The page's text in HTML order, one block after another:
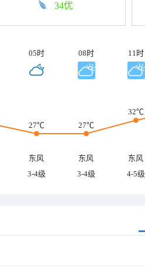
34优
05时 08时 11时
27℃
27℃
32℃
东风 东风
东风
3-4级 3-4级 4-5级